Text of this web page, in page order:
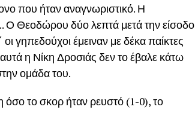
που ήταν αναγνωριστικό. Η
Θεοδώρου δύο λεπτά μετά την είσοδο
γηπεδούχοι έμειναν με δέκα παίκτες
η Νίκη Δροσιάς δεν το έβαλε κάτω
ομάδα του.
όσο το σκορ ήταν ρευστό (1-0), το